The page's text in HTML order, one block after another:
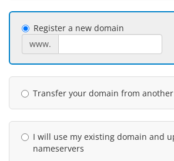
Register a new domain
www.
Transfer your domain from
I will use my existing domain and
nameservers